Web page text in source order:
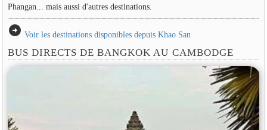
Phangan... mais aussi d'autres destinations.
arrow_circle_right Voir les destinations disponibles depuis Khao San
BUS DIRECTS DE BANGKOK AU CAMBODGE